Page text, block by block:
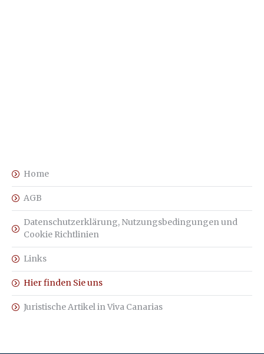
Home
AGB
Datenschutzerklärung, Nutzungsbedingungen und
Cookie Richtlinien
Links
Hier finden Sie uns
Juristische Artikel in Viva Canarias